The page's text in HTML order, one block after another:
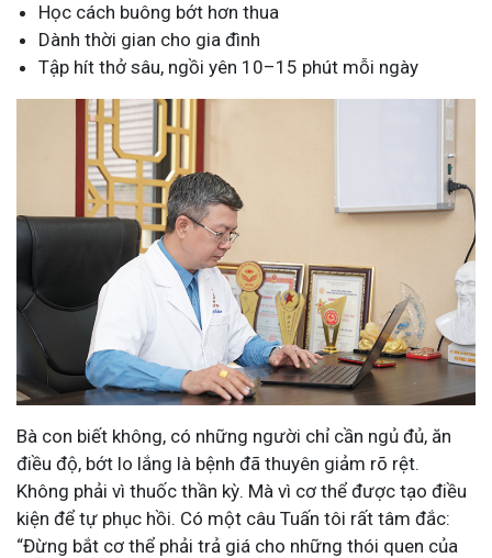
Học cách buông bớt hơn thua
Dành thời gian cho gia đình
Tập hít thở sâu, ngồi yên 10–15 phút mỗi ngày
Bà con biết không, có những người chỉ cần ngủ đủ, ăn
điều độ, bớt lo lắng là bệnh đã thuyên giảm rõ rệt.
Không phải vì thuốc thần kỳ. Mà vì cơ thể được tạo điều
kiện để tự phục hồi. Có một câu Tuấn tôi rất tâm đắc:
“Đừng bắt cơ thể phải trả giá cho những thói quen của